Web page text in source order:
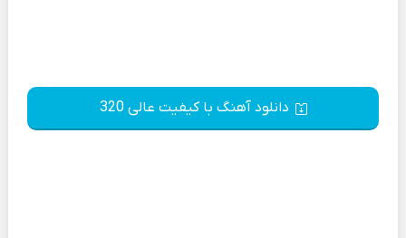
دانلود آهنگ با کیفیت عالی 320